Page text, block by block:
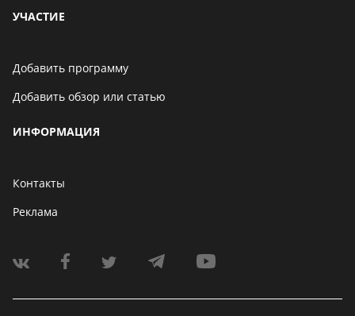
УЧАСТИЕ
Добавить программу
Добавить обзор или статью
ИНФОРМАЦИЯ
Контакты
Реклама